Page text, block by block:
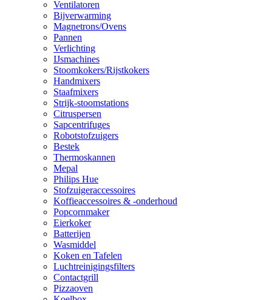
Ventilatoren
Bijverwarming
Magnetrons/Ovens
Pannen
Verlichting
IJsmachines
Stoomkokers/Rijstkokers
Handmixers
Staafmixers
Strijk-stoomstations
Citruspersen
Sapcentrifuges
Robotstofzuigers
Bestek
Thermoskannen
Mepal
Philips Hue
Stofzuigeraccessoires
Koffieaccessoires & -onderhoud
Popcornmaker
Eierkoker
Batterijen
Wasmiddel
Koken en Tafelen
Luchtreinigingsfilters
Contactgrill
Pizzaoven